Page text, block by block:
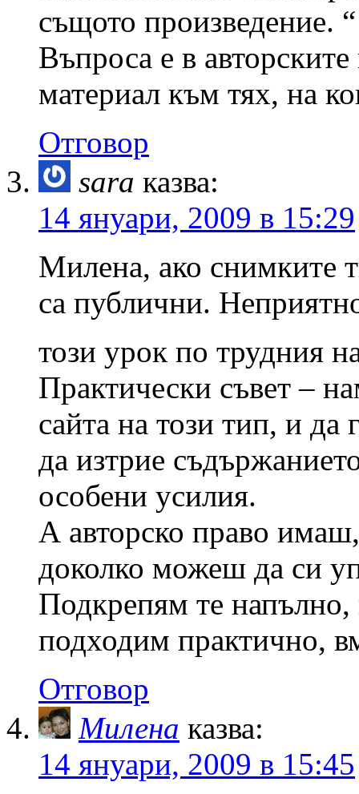
същото произведение. “
Въпроса е в
материал към тях, на
Отговор
sara казва:
14 януари, 2009 в 15:29
Милена, ако снимките
са публични.
този урок по трудния
Практически съвет –
сайта на този тип, и
да изтрие
особени усилия.
А авторско право
доколко можеш да си
Подкрепям те
подходим практично,
Отговор
Милена казва:
14 януари, 2009 в 15:45